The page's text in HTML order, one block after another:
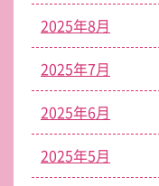
2025年8月
2025年7月
2025年6月
2025年5月